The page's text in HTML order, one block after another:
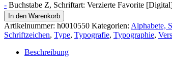
- Buchstabe Z, Schriftart: Verzierte Favorite
In den Warenkorb
Artikelnummer: h0010550 Kategorien: Alphabete,
Schriftzeichen, Type, Typografie, Typographie,
Beschreibung